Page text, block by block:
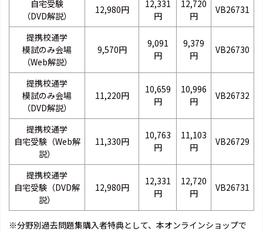
自宅受験
（DVD解説）
12,980円
12,331
円
12,720
円
VB26731
提携校通学
模試のみ会場
（Web解説）
9,570円
9,091
円
9,379
円
VB26730
提携校通学
模試のみ会場
（DVD解説）
11,220円
10,659
円
10,996
円
VB26732
提携校通学
自宅受験（Web解
説）
11,330円
10,763
円
11,103
円
VB26729
提携校通学
自宅受験（DVD解
説）
12,980円
12,331
円
12,720
円
VB26731
※分野別過去問題集購入者特典として、本オンラインショップで